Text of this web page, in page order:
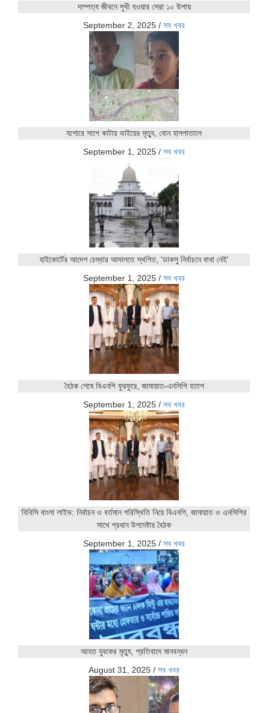
দাম্পত্য জীবনে সুখী হওয়ার সেরা ১০ উপায়
September 2, 2025 / সব খবর
যশোরে সাপে কাটায় ভাইয়ের মৃত্যু, বোন হাসপাতালে
September 1, 2025 / সব খবর
হাইকোর্টের আদেশ চেম্বার আদালতে স্থগিত, 'ডাকসু নির্বাচনে বাধা নেই'
September 1, 2025 / সব খবর
বৈঠক শেষে বিএনপি ফুরফুরে, জামায়াত-এনসিপি হতাশ
September 1, 2025 / সব খবর
বিবিসি বাংলা লাইভ: নির্বাচন ও বর্তমান পরিস্থিতি নিয়ে বিএনপি, জামায়াত ও এনসিপির
সাথে প্রধান উপদেষ্টার বৈঠক
September 1, 2025 / সব খবর
আহত যুবকের মৃত্যু, প্রতিবাদে মানবন্ধন
August 31, 2025 / সব খবর